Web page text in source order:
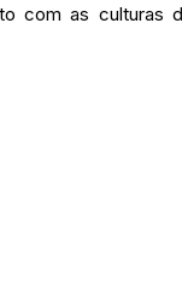
com as culturas